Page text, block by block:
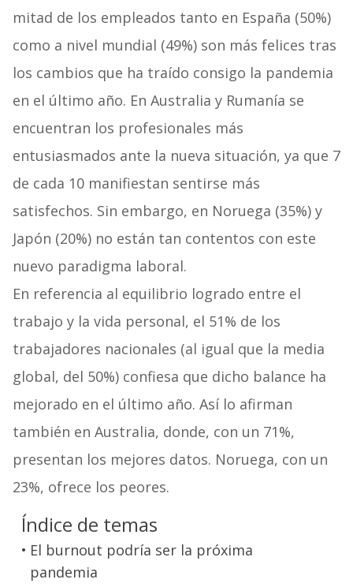
mitad de los empleados tanto en España (50%)
como a nivel mundial (49%) son más felices tras
los cambios que ha traído consigo la pandemia
en el último año. En Australia y Rumanía se
encuentran los profesionales más
entusiasmados ante la nueva situación, ya que 7
de cada 10 manifiestan sentirse más
satisfechos. Sin embargo, en Noruega (35%) y
Japón (20%) no están tan contentos con este
nuevo paradigma laboral.
En referencia al equilibrio logrado entre el
trabajo y la vida personal, el 51% de los
trabajadores nacionales (al igual que la media
global, del 50%) confiesa que dicho balance ha
mejorado en el último año. Así lo afirman
también en Australia, donde, con un 71%,
presentan los mejores datos. Noruega, con un
23%, ofrece los peores.
Índice de temas
El burnout podría ser la próxima
pandemia